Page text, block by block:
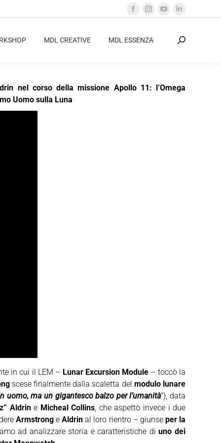
Facebook
opens
Instagram
opens
YouTube
opens
Linkedin
opens
MDL CREATIVE MDL ESSENZA Cerca:
nel corso della missione Apollo 11: l’Omega
Uomo sulla Luna
in cui il LEM – Lunar Excursion Module – toccò la
scese finalmente dalla scaletta del modulo lunare
uomo, ma un gigantesco balzo per l’umanità”), data
Aldrine Micheal Collins, che aspettò invece i due
Armstrong eAldrin al loro rientro – giunse per la
ad analizzare storia e caratteristiche diuno dei